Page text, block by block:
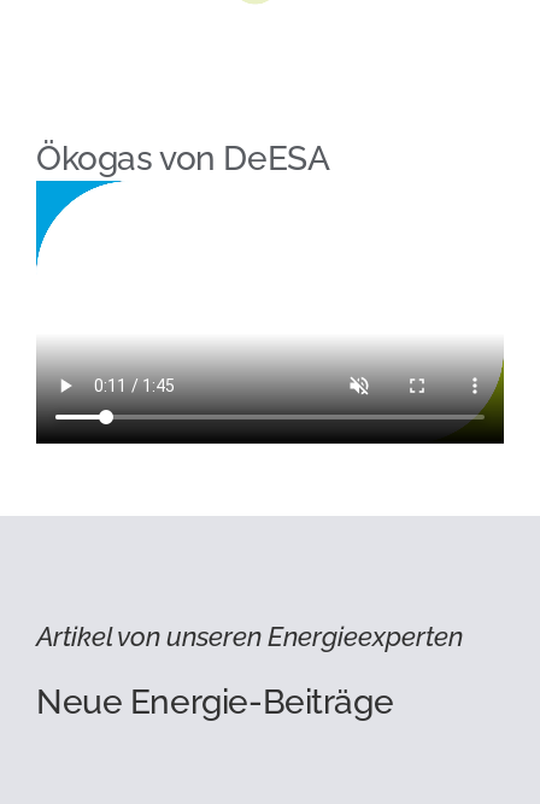
Ökogas von DeESA
Artikel von unseren Energieexperten
Neue Energie-Beiträge